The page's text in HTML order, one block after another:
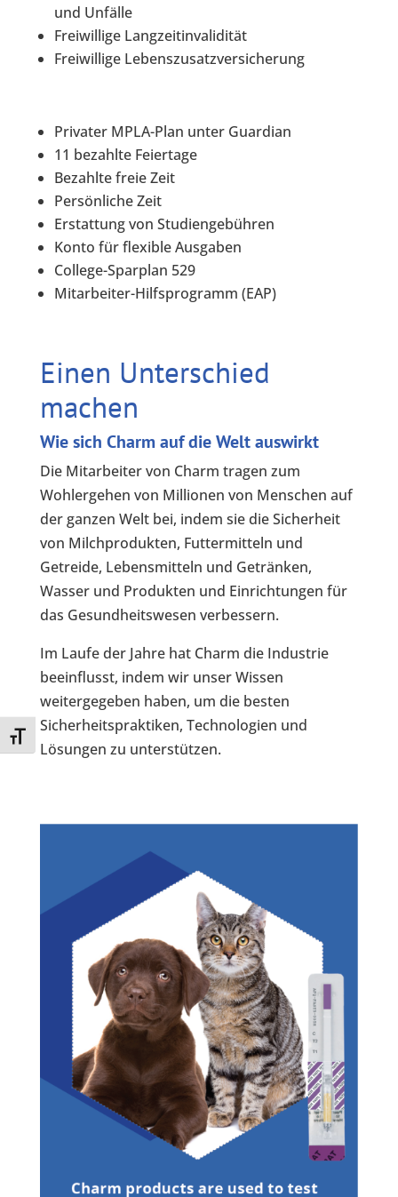
Toggle Font size
und Unfälle
Freiwillige Langzeitinvalidität
Freiwillige Lebenszusatzversicherung
Privater MPLA-Plan unter Guardian
11 bezahlte Feiertage
Bezahlte freie Zeit
Persönliche Zeit
Erstattung von Studiengebühren
Konto für flexible Ausgaben
College-Sparplan 529
Mitarbeiter-Hilfsprogramm (EAP)
Einen Unterschied
machen
Wie sich Charm auf die Welt auswirkt
Die Mitarbeiter von Charm tragen zum
Wohlergehen von Millionen von Menschen auf
der ganzen Welt bei, indem sie die Sicherheit
von Milchprodukten, Futtermitteln und
Getreide, Lebensmitteln und Getränken,
Wasser und Produkten und Einrichtungen für
das Gesundheitswesen verbessern.
Im Laufe der Jahre hat Charm die Industrie
beeinflusst, indem wir unser Wissen
weitergegeben haben, um die besten
Sicherheitspraktiken, Technologien und
Lösungen zu unterstützen.